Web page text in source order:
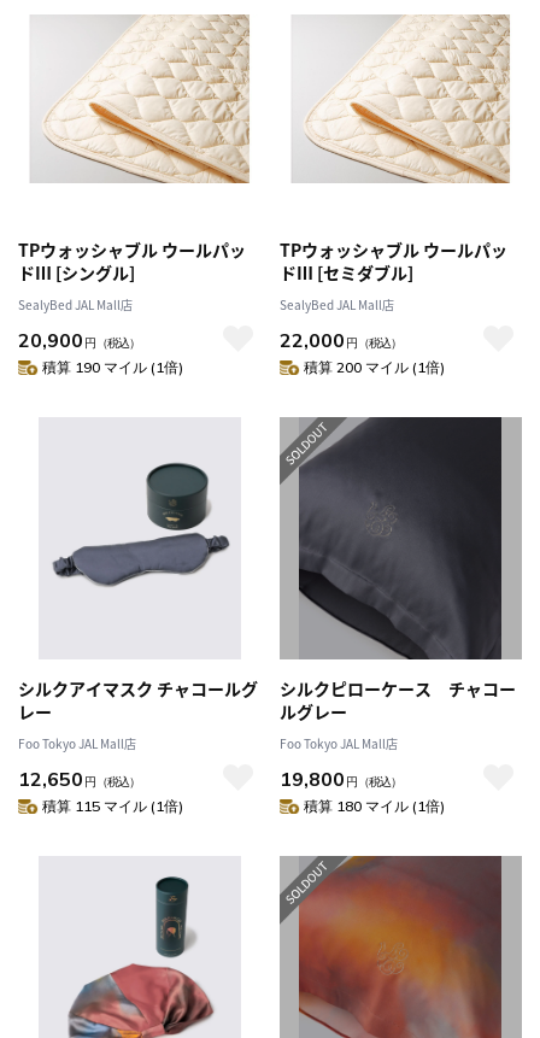
TPウォッシャブル ウールパッ
ドⅢ [シングル]
SealyBed JAL Mall店
20,900 円 （税込）
積算 190 マイル (1倍)
TPウォッシャブル ウールパッ
ドⅢ [セミダブル]
SealyBed JAL Mall店
22,000 円 （税込）
積算 200 マイル (1倍)
シルクアイマスク チャコールグ
レー
Foo Tokyo JAL Mall店
12,650 円 （税込）
積算 115 マイル (1倍)
シルクピローケース チャコー
ルグレー
Foo Tokyo JAL Mall店
19,800 円 （税込）
積算 180 マイル (1倍)